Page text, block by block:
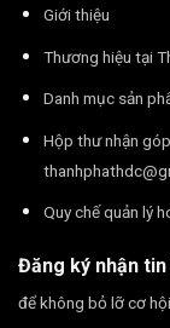
Giới thiệu
Thương hiệu tại
Danh mục sản
Hộp thư nhận
Quy chế quản lý
Đăng ký nhận
để không bỏ lỡ cơ